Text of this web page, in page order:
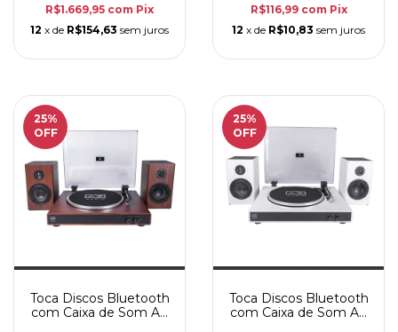
R$1.669,95 com Pix
12 x de R$154,63 sem juros
R$116,99 com Pix
12 x de R$10,83 sem juros
25%
OFF
Toca Discos Bluetooth
com Caixa de Som AZ
25%
OFF
Toca Discos Bluetooth
com Caixa de Som AZ